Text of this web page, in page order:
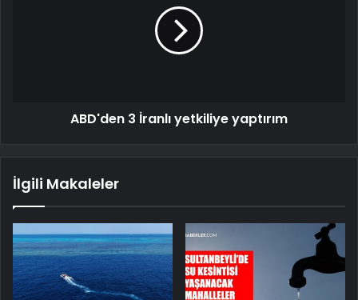
ABD'den 3 İranlı yetkiliye yaptırım
İlgili Makaleler